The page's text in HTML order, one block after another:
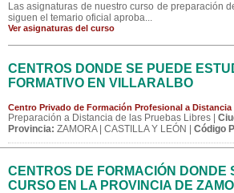
Las asignaturas de nuestro curso de preparación
siguen el temario oficial aproba...
Ver asignaturas del curso
CENTROS DONDE SE PUEDE
FORMATIVO EN VILLARALBO
Centro Privado de Formación Profesional a
Preparación a Distancia de las Pruebas Libres |
Provincia: ZAMORA | CASTILLA Y LEÓN | Código
CENTROS DE FORMACIÓN DONDE
CURSO EN LA PROVINCIA DE